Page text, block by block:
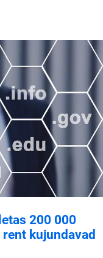
200 000
kujundavad